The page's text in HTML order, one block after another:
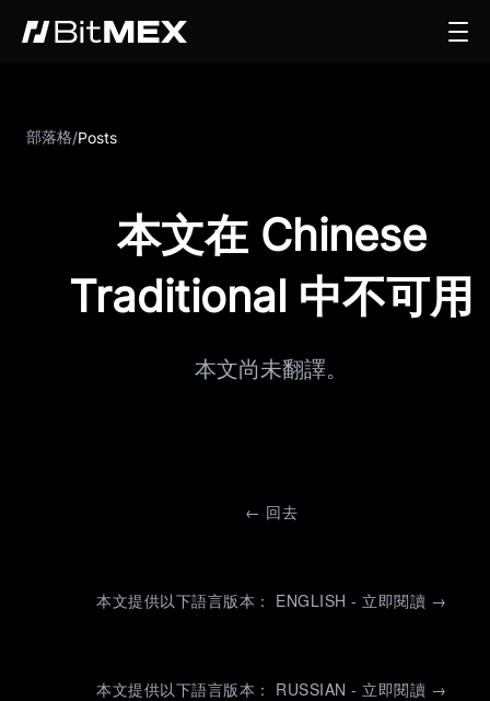
部落格/Posts
本文在 Chinese
Traditional 中不可用
本文尚未翻譯。
← 回去
本文提供以下語言版本： ENGLISH - 立即閱讀 →
本文提供以下語言版本： RUSSIAN - 立即閱讀 →